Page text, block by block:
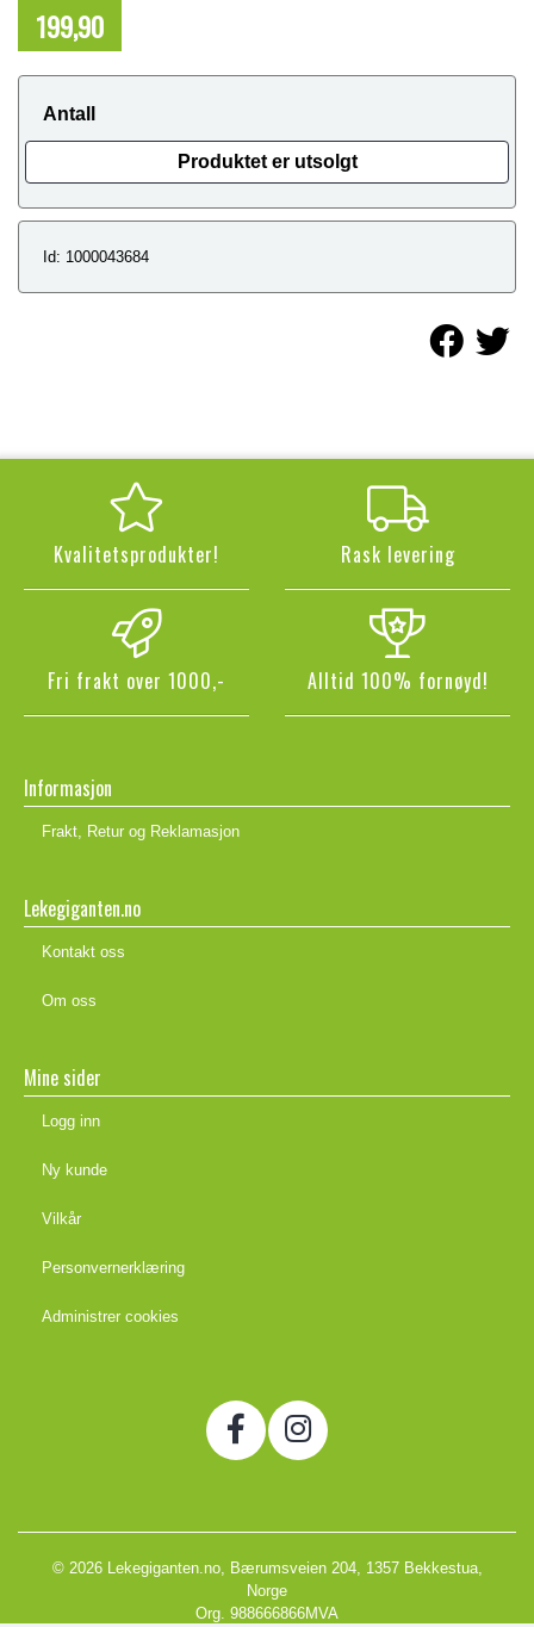
199,90
Antall
Produktet er utsolgt
Id: 1000043684
Kvalitetsprodukter! Rask levering
Fri frakt over 1000,- Alltid 100% fornøyd!
Informasjon
Frakt, Retur og Reklamasjon
Lekegiganten.no
Kontakt oss
Om oss
Mine sider
Logg inn
Ny kunde
Vilkår
Personvernerklæring
Administrer cookies
© 2026 Lekegiganten.no, Bærumsveien 204, 1357 Bekkestua,
Norge
Org. 988666866MVA